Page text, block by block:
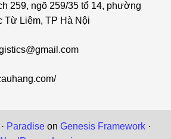
259, ngõ 259/35 tổ 14, phường
Từ Liêm, TP Hà Nội
Paradise on Genesis Framework ·